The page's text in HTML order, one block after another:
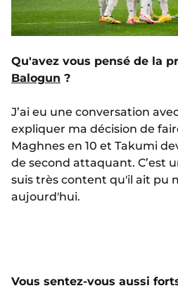
Qu'avez vous pensé de la
Balogun ?
J’ai eu une conversation
expliquer ma décision de
Maghnes en 10 et Takumi
de second attaquant. C’est
suis très content qu'il ait pu
aujourd'hui.
Vous sentez-vous aussi